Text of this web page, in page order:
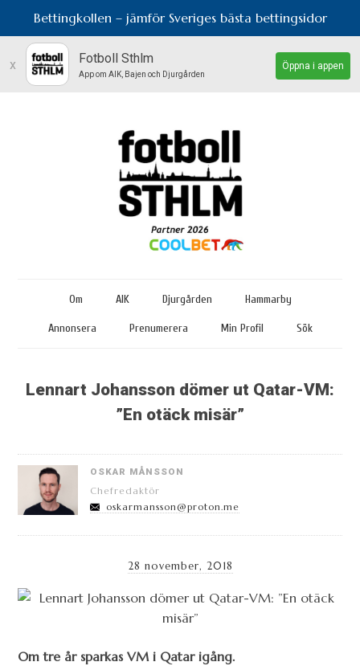
Bettingkollen – jämför Sveriges bästa bettingsidor
x Fotboll Sthlm
App om AIK, Bajen och Djurgården
Öppna i appen
Om AIK Djurgården Hammarby
Annonsera Prenumerera Min Profil Sök
Lennart Johansson dömer ut Qatar-VM:
”En otäck misär”
OSKAR MÅNSSON
Chefredaktör
oskarmansson@proton.me
28 november, 2018
Om tre år sparkas VM i Qatar igång.